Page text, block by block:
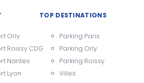
Orly
Roissy CDG
Nantes
Lyon
TOP DESTINATIONS
Parking Paris
Parking Orly
Parking Roissy
Villes